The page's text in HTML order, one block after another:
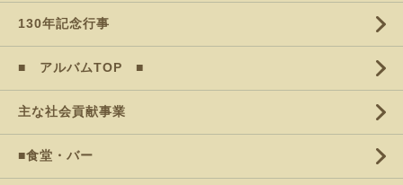
130年記念行事
■ アルバムTOP ■
主な社会貢献事業
■食堂・バー